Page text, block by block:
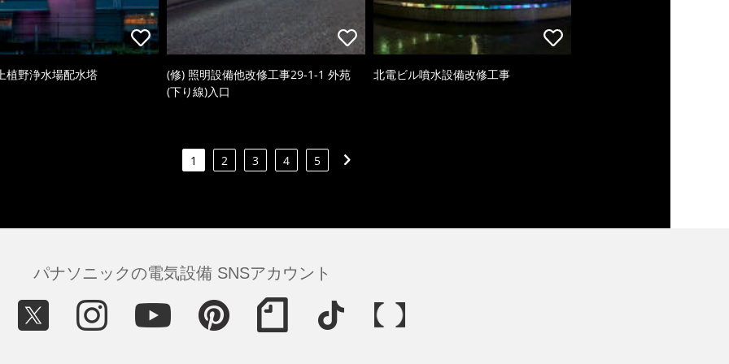
植野浄水場配水塔
(修) 照明設備他改修工事29-1-1 外苑
(下り線)入口
北電ビル噴水設備改修工事
1 2 3 4 5
パナソニックの電気設備 SNSアカウント